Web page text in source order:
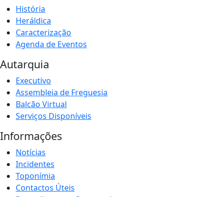
História
Heráldica
Caracterização
Agenda de Eventos
Autarquia
Executivo
Assembleia de Freguesia
Balcão Virtual
Serviços Disponíveis
Informações
Notícias
Incidentes
Toponímia
Contactos Úteis